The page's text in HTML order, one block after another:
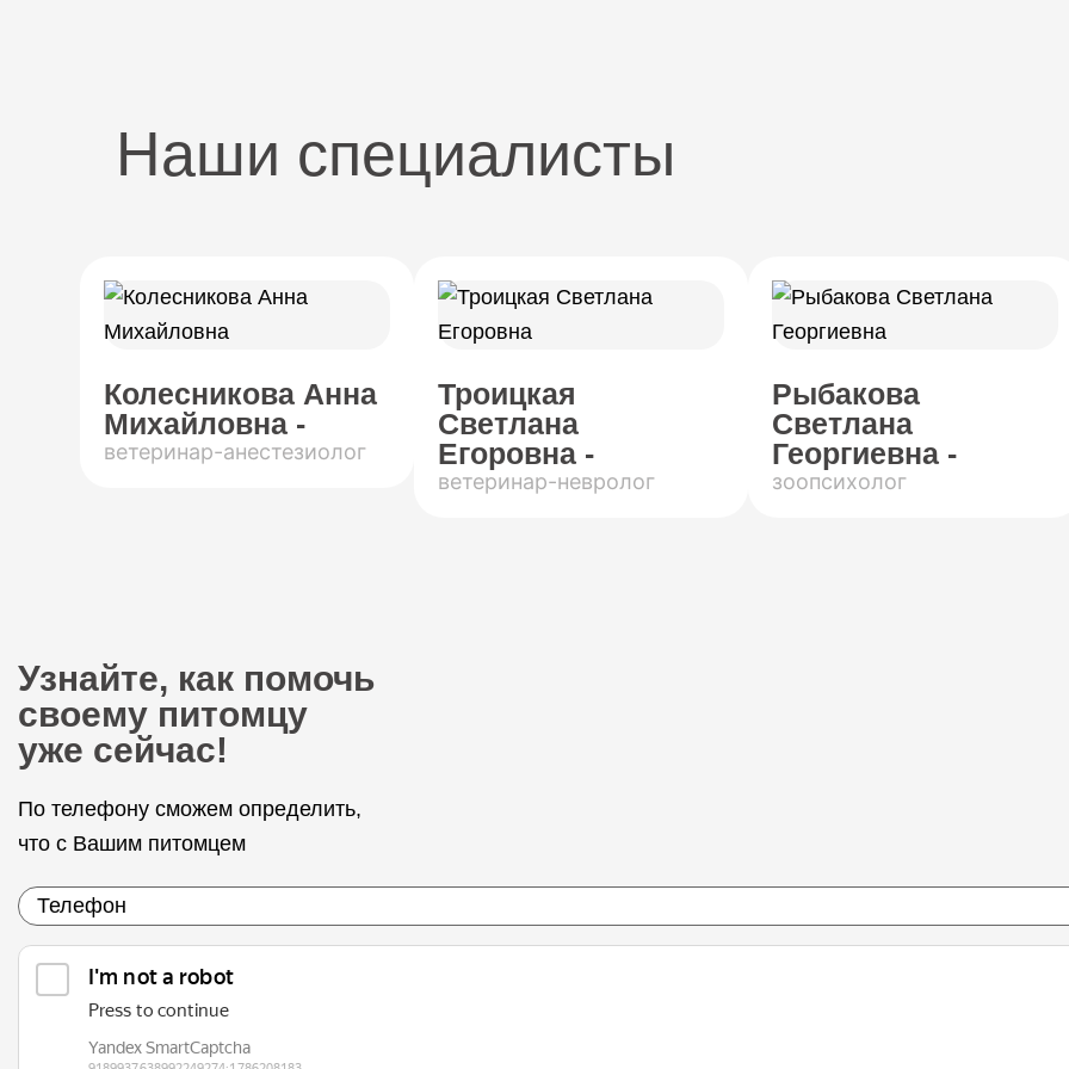
Наши специалисты
Колесникова Анна
Михайловна -
ветеринар-анестезиолог
Троицкая
Светлана
Егоровна -
ветеринар-невролог
Рыбакова
Светлана
Георгиевна -
зоопсихолог
Узнайте, как помочь
своему питомцу
уже сейчас!
По телефону сможем определить,
что с Вашим питомцем